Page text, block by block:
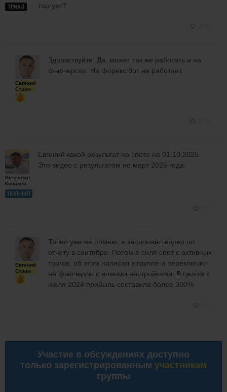
ТРИАЛ
торгует?
Евгений
Стриж
Здравствуйте. Да, может так же работать и на
фьючерсах. На форекс бот не работает.
Вячеслав
ПОЛНЫЙ
Евгений какой результат на споте на 01.10.2025.
Это видео с результатом по март 2025 года.
Евгений
Стриж
Точно уже не помню, я записывал видео по
отчету в сентябре. Потом я снля спот с активных
торгов, об этом написал в группе и переключил
на фьючерсы с новыми настройками. В целом с
июля 2024 прибыль составила более 300%
Участие в обсуждениях доступно
только зарегистрированным участникам
группы